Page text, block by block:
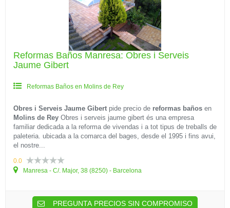
Reformas Baños Manresa: Obres i Serveis
Jaume Gibert
Reformas Baños en Molins de Rey
Obres i Serveis Jaume Gibert pide precio de reformas baños en
Molins de Rey Obres i serveis jaume gibert és una empresa
familiar dedicada a la reforma de vivendas i a tot tipus de treballs de
paleteria. ubicada a la comarca del bages, desde el 1995 i fins avui,
el nostre...
0.0
Manresa - C/. Major, 38 (8250) - Barcelona
PREGUNTA PRECIOS SIN COMPROMISO